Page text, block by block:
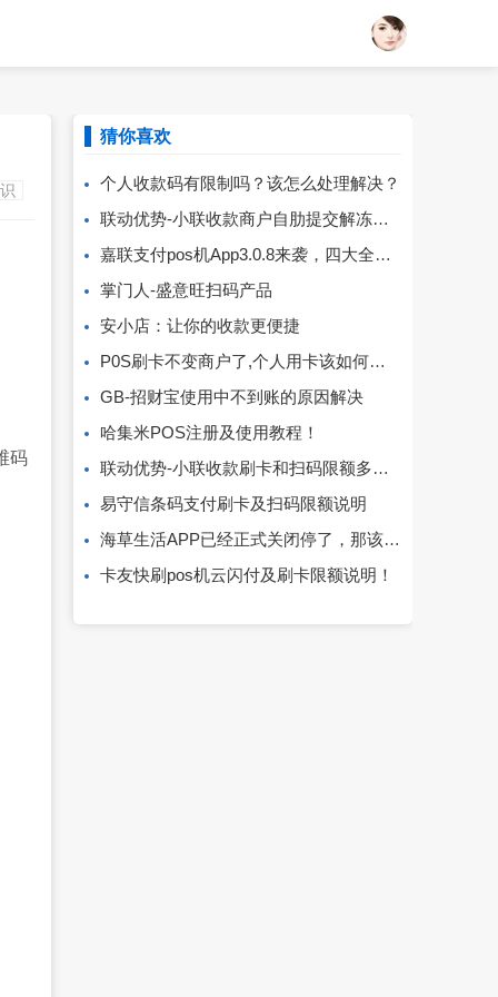
码
猜你喜欢
个人收款码有限制吗？该怎么处理解决？
联动优势-小联收款商户自肋提交解冻流程
嘉联支付pos机App3.0.8来袭，四大全新功能等你来体验！
掌门人-盛意旺扫码产品
安小店：让你的收款更便捷
P0S刷卡不变商户了,个人用卡该如何应对？
GB-招财宝使用中不到账的原因解决
哈集米POS注册及使用教程！
联动优势-小联收款刷卡和扫码限额多少？费率多少？
易守信条码支付刷卡及扫码限额说明
海草生活APP已经正式关闭停了，那该怎么办？
卡友快刷pos机云闪付及刷卡限额说明！